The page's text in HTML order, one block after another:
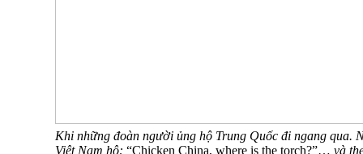
Khi những đoàn người ủng hộ Trung Quốc đi ngang qua.
Việt Nam hô: “Chicken China, where is the torch?”… và